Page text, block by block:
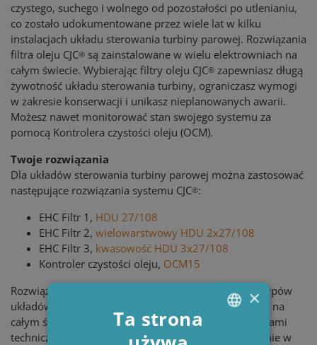
czystego, suchego i wolnego od pozostałości po utlenianiu,
co zostało udokumentowane przez wiele lat w kilku
instalacjach układu sterowania turbiny parowej. Rozwiązania
filtra oleju CJC® są zainstalowane w wielu elektrowniach na
całym świecie. Wybierając filtry oleju CJC® zapewniasz długą
żywotność układu sterowania turbiny, ograniczasz wymogi
w zakresie konserwacji i unikasz nieplanowanych awarii.
Możesz nawet monitorować stan swojego systemu za
pomocą Kontrolera czystości oleju (OCM).
Twoje rozwiązania
Dla układów sterowania turbiny parowej można zastosować
następujące rozwiązania systemu CJC®:
EHC Filtr 1, HDU 27/108
EHC Filtr 2, wielowarstwowy HDU 2x27/108
EHC Filtr 3, kwasowość HDU 3x27/108
Kontroler czystości oleju, OCM15
Rozwiązania systemowe CJC
pasują do wszystkich typów
układów sterowania turbin. I możemy jest dostarczyć na
całym świecie. Dzięki bliskiej współpracy z organizacjami
technicznymi pomagamy wybrać najlepsze rozwiązanie w
×
Ta strona